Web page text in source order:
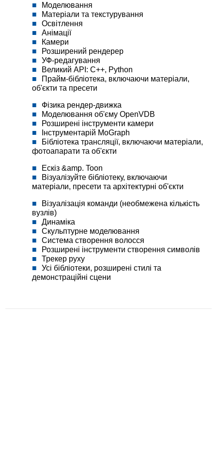
Моделювання
Матеріали та текстурування
Освітлення
Анімації
Камери
Розширений рендерер
УФ-редагування
Великий API: C++, Python
Прайм-бібліотека, включаючи матеріали,
об'єкти та пресети
Фізика рендер-движка
Моделювання об'єму OpenVDB
Розширені інструменти камери
Інструментарій MoGraph
Бібліотека трансляції, включаючи матеріали,
фотоапарати та об'єкти
Ескіз &amp. Toon
Візуалізуйте бібліотеку, включаючи
матеріали, пресети та архітектурні об'єкти
Візуалізація команди (необмежена кількість
вузлів)
Динаміка
Скульптурне моделювання
Система створення волосся
Розширені інструменти створення символів
Трекер руху
Усі бібліотеки, розширені стилі та
демонстраційні сцени